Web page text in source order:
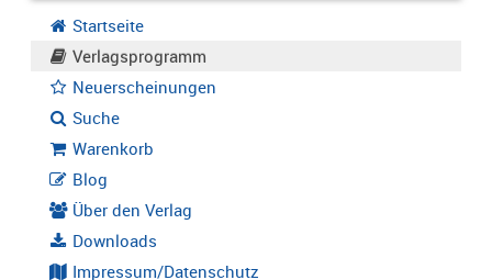
Startseite
Verlagsprogramm
Neuerscheinungen
Suche
Warenkorb
Blog
Über den Verlag
Downloads
Impressum/Datenschutz